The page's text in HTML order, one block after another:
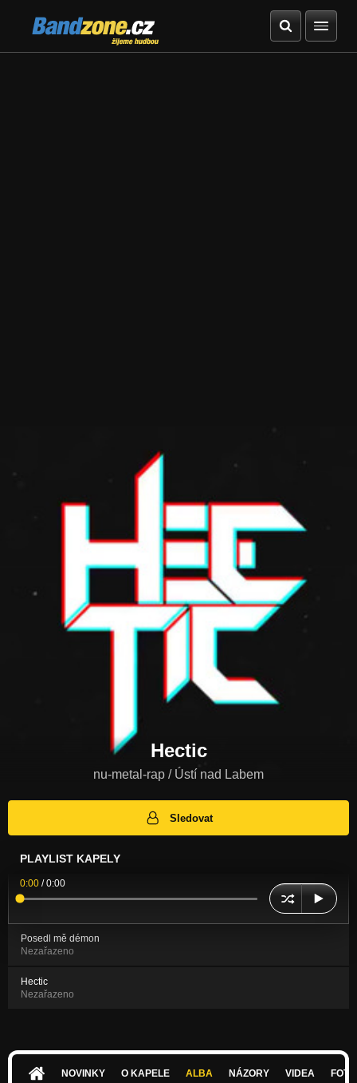
Bandzone.cz
žijeme hudbou
Hectic
nu-metal-rap / Ústí nad Labem
Sledovat
PLAYLIST KAPELY
0:00 /0:00
Posedl mě démon
Nezařazeno
Hectic
Nezařazeno
NOVINKY O KAPELE ALBA NÁZORY VIDEA